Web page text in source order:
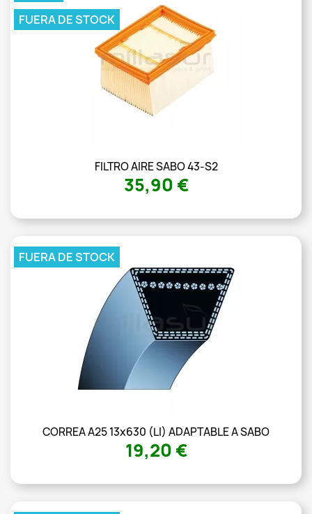
FILTRO AIRE SABO 43-S2
35,90 €
FUERA DE STOCK
CORREA A25 13x630 (LI) ADAPTABLE A SABO
19,20 €
FUERA DE STOCK